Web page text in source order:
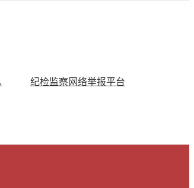
纪检监察网络举报平台